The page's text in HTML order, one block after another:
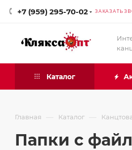
+7 (959) 295-70-02 ЗАКАЗАТЬ
Каталог
Главная — Каталог —
Папки с